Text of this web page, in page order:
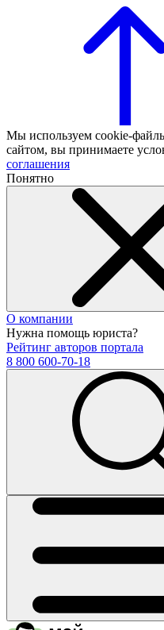
Мы используем cookie-
сайтом, вы принимаете
соглашения
Понятно
О компании
Нужна помощь юриста?
Рейтинг авторов портала
8 800 600-70-18